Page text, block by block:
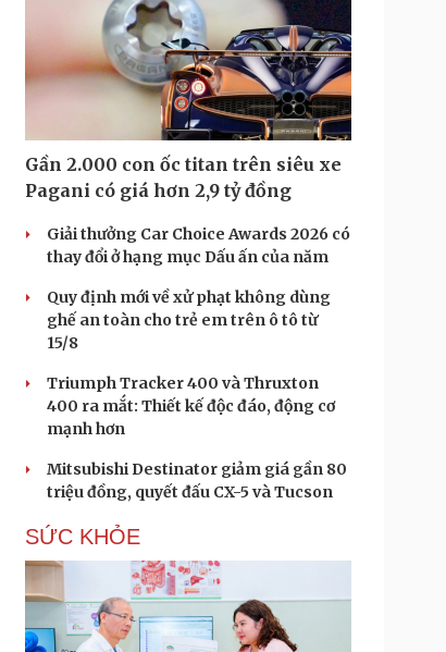
Gần 2.000 con ốc titan trên siêu xe
Pagani có giá hơn 2,9 tỷ đồng
Giải thưởng Car Choice Awards 2026 có
thay đổi ở hạng mục Dấu ấn của năm
Quy định mới về xử phạt không dùng
ghế an toàn cho trẻ em trên ô tô từ
15/8
Triumph Tracker 400 và Thruxton
400 ra mắt: Thiết kế độc đáo, động cơ
mạnh hơn
Mitsubishi Destinator giảm giá gần 80
triệu đồng, quyết đấu CX-5 và Tucson
SỨC KHỎE